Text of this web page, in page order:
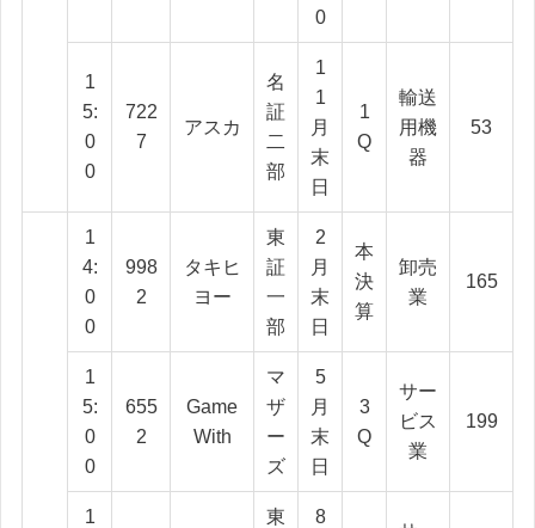
0
1
5:
0
0
722
7
アスカ
名
証
二
部
1
1
月
末
日
1
Q
輸送
用機
器
53
1
4:
0
0
998
2
タキヒ
ヨー
東
証
一
部
2
月
末
日
本
決
算
卸売
業
165
1
5:
0
0
655
2
Game
With
マ
ザ
ー
ズ
5
月
末
日
3
Q
サー
ビス
業
199
1
東
8